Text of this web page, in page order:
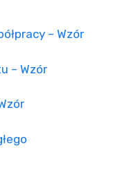
– Wzór
– Wzór